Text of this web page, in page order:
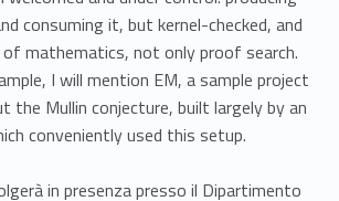
consuming it, but kernel-checked, and
of mathematics, not only proof search.
I will mention EM, a sample project
the Mullin conjecture, built largely by an
conveniently used this setup.
in presenza presso il Dipartimento